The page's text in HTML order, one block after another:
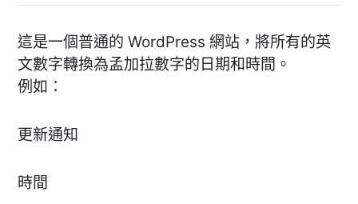
這是一個普通的 WordPress 網站，將所有的英
文數字轉換為孟加拉數字的日期和時間。
例如：
更新通知
時間